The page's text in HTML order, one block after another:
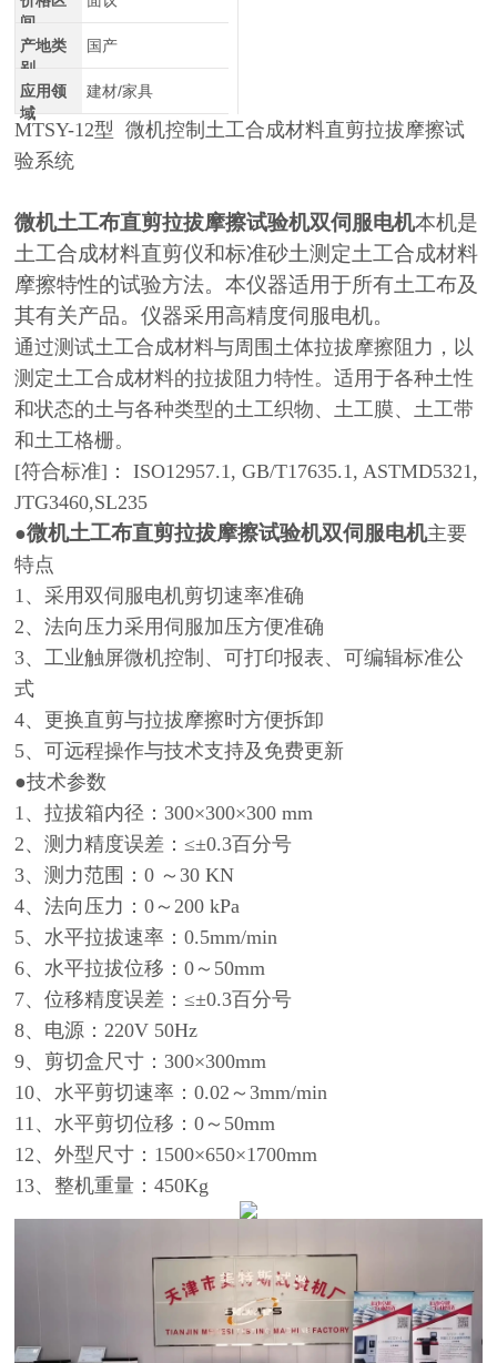
间
产地类
别
国产
应用领
域
建材/家具
MTSY-12型 微机控制土工合成材料直剪拉拔摩擦试
验系统
微机土工布直剪拉拔摩擦试验机双伺服电机本机是
土工合成材料直剪仪和标准砂土测定土工合成材料
摩擦特性的试验方法。本仪器适用于所有土工布及
其有关产品。仪器采用高精度伺服电机。
通过测试土工合成材料与周围土体拉拔摩擦阻力，以
测定土工合成材料的拉拔阻力特性。适用于各种土性
和状态的土与各种类型的土工织物、土工膜、土工带
和土工格栅。
[符合标准]： ISO12957.1, GB/T17635.1, ASTMD5321,
JTG3460,SL235
●微机土工布直剪拉拔摩擦试验机双伺服电机主要
特点
1、采用双伺服电机剪切速率准确
2、法向压力采用伺服加压方便准确
3、工业触屏微机控制、可打印报表、可编辑标准公
式
4、更换直剪与拉拔摩擦时方便拆卸
5、可远程操作与技术支持及免费更新
●技术参数
1、拉拔箱内径：300×300×300 mm
2、测力精度误差：≤±0.3百分号
3、测力范围：0 ～30 KN
4、法向压力：0～200 kPa
5、水平拉拔速率：0.5mm/min
6、水平拉拔位移：0～50mm
7、位移精度误差：≤±0.3百分号
8、电源：220V 50Hz
9、剪切盒尺寸：300×300mm
10、水平剪切速率：0.02～3mm/min
11、水平剪切位移：0～50mm
12、外型尺寸：1500×650×1700mm
13、整机重量：450Kg